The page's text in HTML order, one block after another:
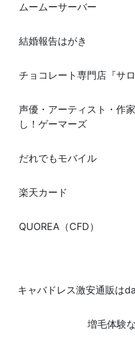
ムームーサーバー
結婚報告はがき
チョコレート専門店『サ
声優・アーティスト・作
し！ゲーマーズ
だれでもモバイル
楽天カード
QUOREA（CFD）
キャバドレス激安通販は
増毛体験